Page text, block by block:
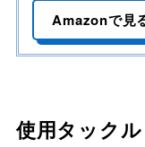
Amazonで見
使用タックル